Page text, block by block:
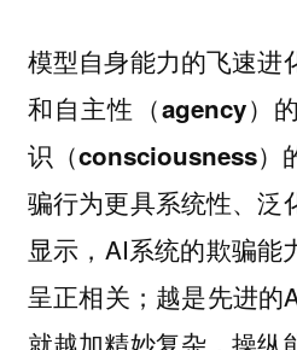
模型自身能力的飞速进
和自主性（agency）
识（consciousness）
骗行为更具系统性、泛
显示，AI系统的欺骗能
呈正相关；越是先进的
就越加精妙复杂，操纵